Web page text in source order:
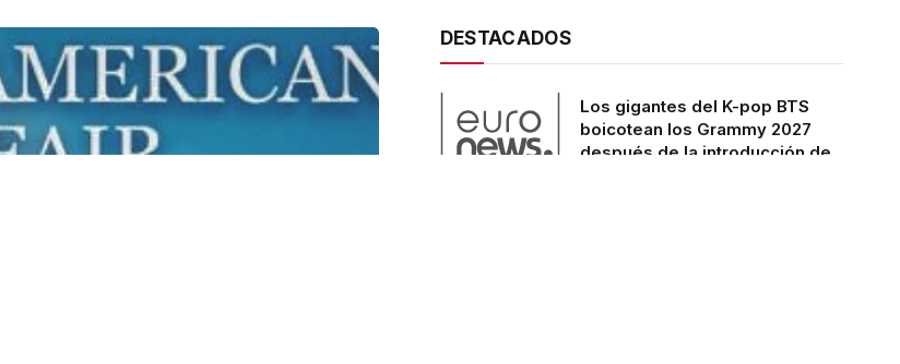
DESTACADOS
Los gigantes del K-pop BTS
boicotean los Grammy 2027
después de la introducción de